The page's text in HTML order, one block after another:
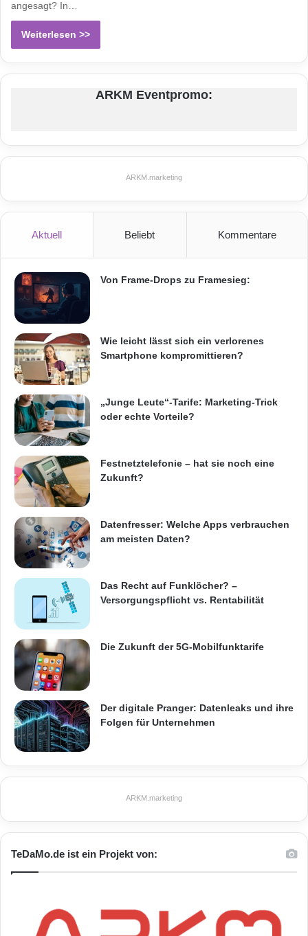
angesagt? In…
Weiterlesen >>
ARKM Eventpromo:
ARKM.marketing
Aktuell Beliebt Kommentare
Von Frame-Drops zu Framesieg:
Wie leicht lässt sich ein verlorenes
Smartphone kompromittieren?
„Junge Leute“-Tarife: Marketing-Trick
oder echte Vorteile?
Festnetztelefonie – hat sie noch eine
Zukunft?
Datenfresser: Welche Apps verbrauchen
am meisten Daten?
Das Recht auf Funklöcher? –
Versorgungspflicht vs. Rentabilität
Die Zukunft der 5G-Mobilfunktarife
Der digitale Pranger: Datenleaks und ihre
Folgen für Unternehmen
ARKM.marketing
TeDaMo.de ist ein Projekt von: